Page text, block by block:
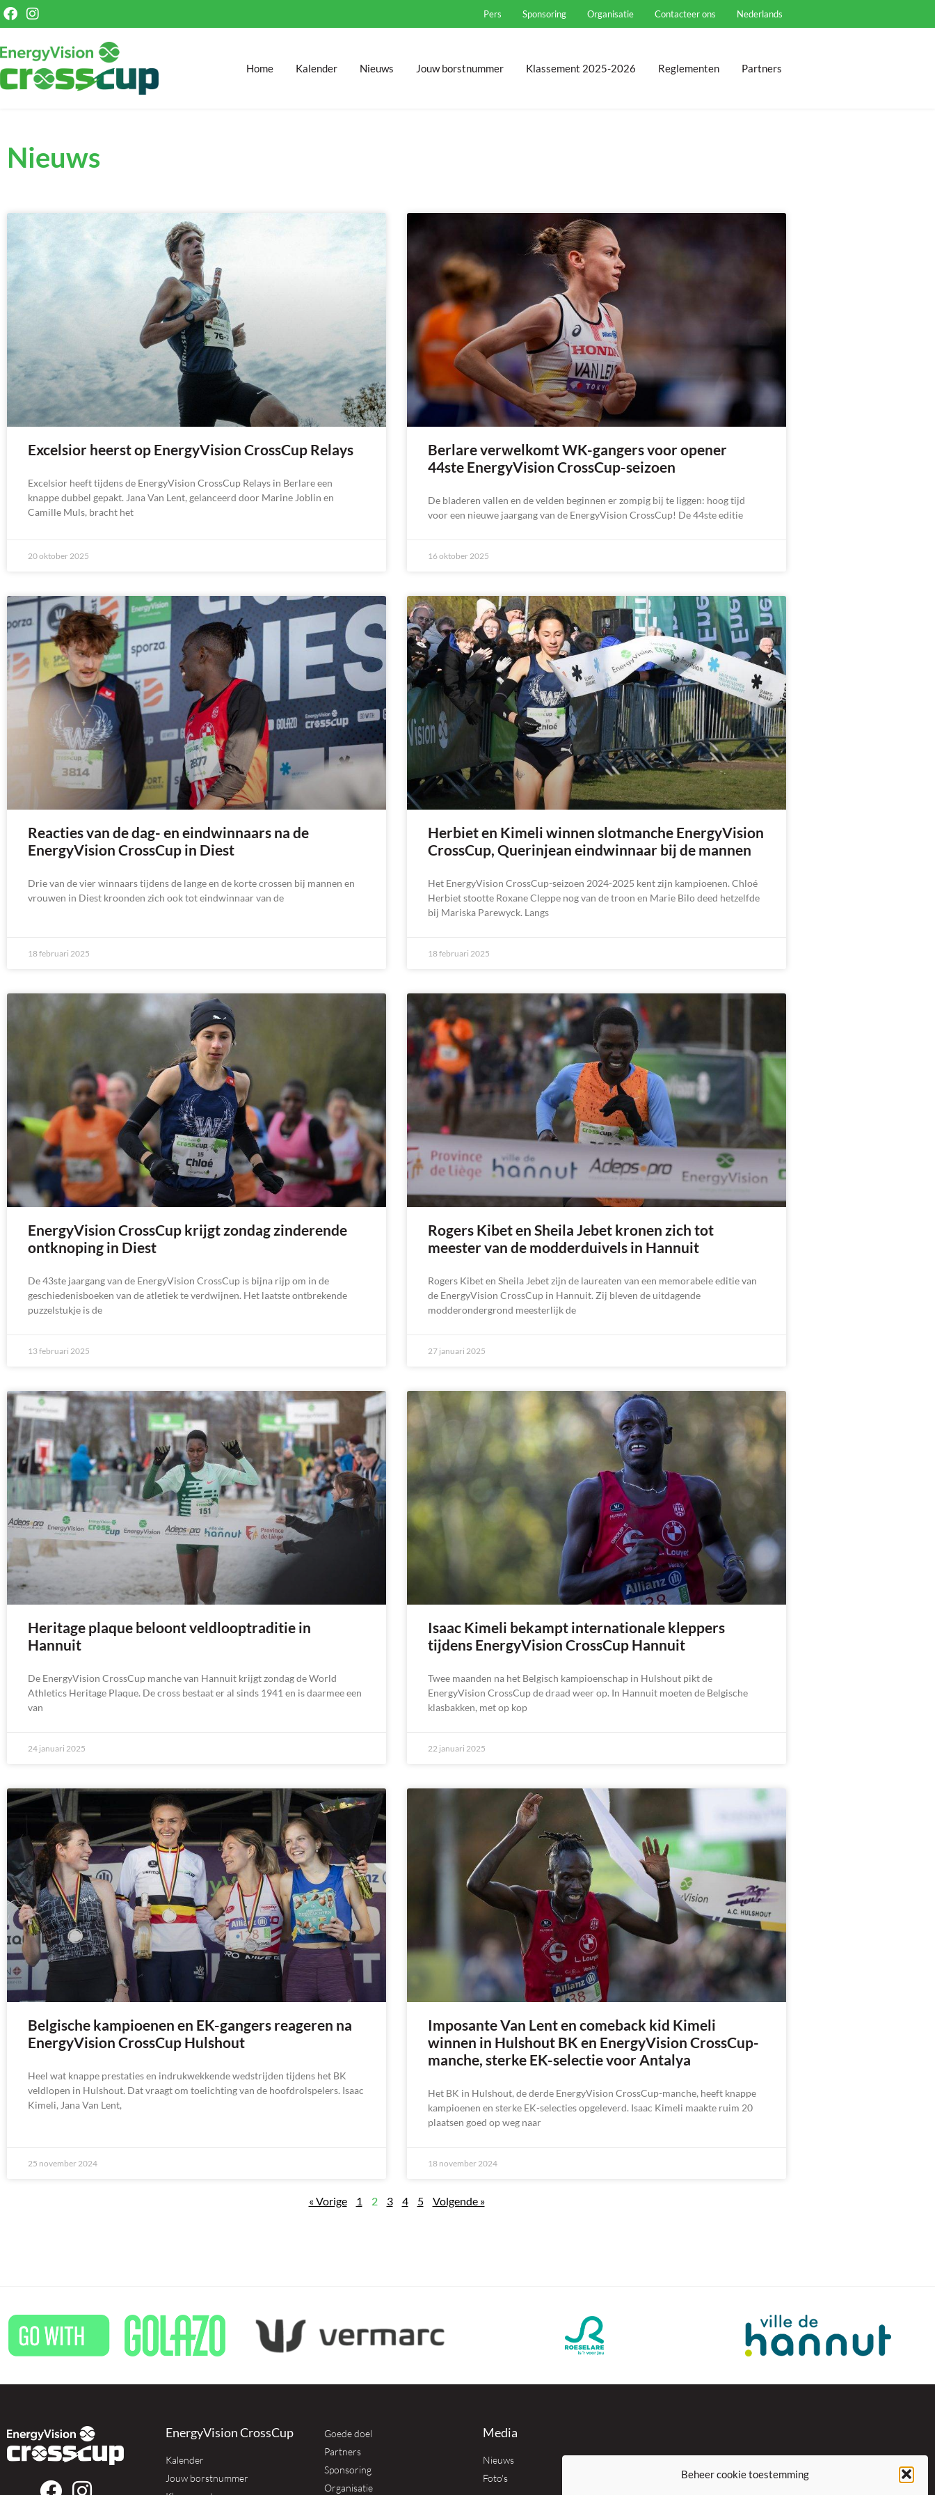
Beheer cookie toestemming
Pers Sponsoring Organisatie Contacteer ons Nederlands
Home Kalender Nieuws Jouw borstnummer Klassement 2025-2026 Reglementen Partners
Nieuws
Excelsior heerst op EnergyVision CrossCup Relays
Excelsior heeft tijdens de EnergyVision CrossCup Relays in Berlare een
knappe dubbel gepakt. Jana Van Lent, gelanceerd door Marine Joblin en
Camille Muls, bracht het
20 oktober 2025
Berlare verwelkomt WK-gangers voor opener
44ste EnergyVision CrossCup-seizoen
De bladeren vallen en de velden beginnen er zompig bij te liggen: hoog tijd
voor een nieuwe jaargang van de EnergyVision CrossCup! De 44ste editie
16 oktober 2025
Reacties van de dag- en eindwinnaars na de
EnergyVision CrossCup in Diest
Drie van de vier winnaars tijdens de lange en de korte crossen bij mannen en
vrouwen in Diest kroonden zich ook tot eindwinnaar van de
18 februari 2025
Herbiet en Kimeli winnen slotmanche EnergyVision
CrossCup, Querinjean eindwinnaar bij de mannen
Het EnergyVision CrossCup-seizoen 2024-2025 kent zijn kampioenen. Chloé
Herbiet stootte Roxane Cleppe nog van de troon en Marie Bilo deed hetzelfde
bij Mariska Parewyck. Langs
18 februari 2025
EnergyVision CrossCup krijgt zondag zinderende
ontknoping in Diest
De 43ste jaargang van de EnergyVision CrossCup is bijna rijp om in de
geschiedenisboeken van de atletiek te verdwijnen. Het laatste ontbrekende
puzzelstukje is de
13 februari 2025
Rogers Kibet en Sheila Jebet kronen zich tot
meester van de modderduivels in Hannuit
Rogers Kibet en Sheila Jebet zijn de laureaten van een memorabele editie van
de EnergyVision CrossCup in Hannuit. Zij bleven de uitdagende
modderondergrond meesterlijk de
27 januari 2025
Heritage plaque beloont veldlooptraditie in
Hannuit
De EnergyVision CrossCup manche van Hannuit krijgt zondag de World
Athletics Heritage Plaque. De cross bestaat er al sinds 1941 en is daarmee een
van
24 januari 2025
Isaac Kimeli bekampt internationale kleppers
tijdens EnergyVision CrossCup Hannuit
Twee maanden na het Belgisch kampioenschap in Hulshout pikt de
EnergyVision CrossCup de draad weer op. In Hannuit moeten de Belgische
klasbakken, met op kop
22 januari 2025
Belgische kampioenen en EK-gangers reageren na
EnergyVision CrossCup Hulshout
Heel wat knappe prestaties en indrukwekkende wedstrijden tijdens het BK
veldlopen in Hulshout. Dat vraagt om toelichting van de hoofdrolspelers. Isaac
Kimeli, Jana Van Lent,
25 november 2024
Imposante Van Lent en comeback kid Kimeli
winnen in Hulshout BK en EnergyVision CrossCup-
manche, sterke EK-selectie voor Antalya
Het BK in Hulshout, de derde EnergyVision CrossCup-manche, heeft knappe
kampioenen en sterke EK-selecties opgeleverd. Isaac Kimeli maakte ruim 20
plaatsen goed op weg naar
18 november 2024
« Vorige 1 2 3 4 5 Volgende »
EnergyVision CrossCup
Kalender
Jouw borstnummer
Goede doel
Partners
Sponsoring
Organisatie
Media
Nieuws
Foto's